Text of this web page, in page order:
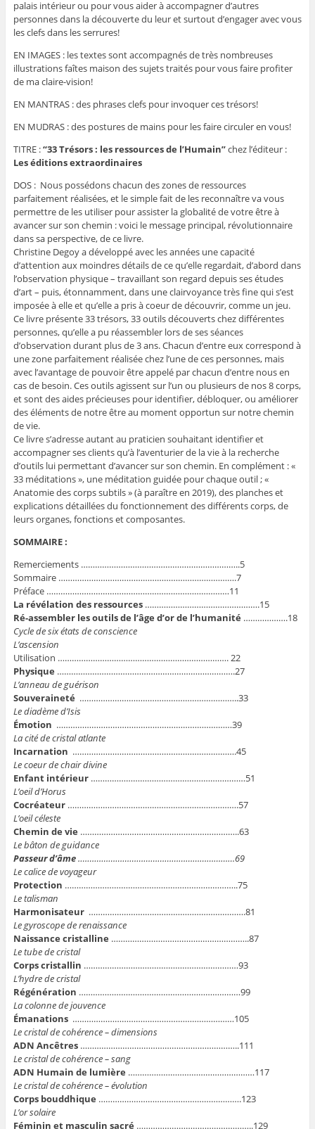
palais intérieur ou pour vous aider à accompagner d’autres
personnes dans la découverte du leur et surtout d’engager avec vous
les clefs dans les serrures!
EN IMAGES : les textes sont accompagnés de très nombreuses
illustrations faîtes maison des sujets traités pour vous faire profiter
de ma claire-vision!
EN MANTRAS : des phrases clefs pour invoquer ces trésors!
EN MUDRAS : des postures de mains pour les faire circuler en vous!
TITRE :“33 Trésors : les ressources de l’Humain”chez l’éditeur :
Les éditions extraordinaires
DOS : Nous possédons chacun des zones de ressources
parfaitement réalisées, et le simple fait de les reconnaître va vous
permettre de les utiliser pour assister la globalité de votre être à
avancer sur son chemin : voici le message principal, révolutionnaire
dans sa perspective, de ce livre.
Christine Degoy a développé avec les années une capacité
d’attention aux moindres détails de ce qu’elle regardait, d’abord dans
l’observation physique – travaillant son regard depuis ses études
d’art – puis, étonnamment, dans une clairvoyance très ﬁne qui s’est
imposée à elle et qu’elle a pris à coeur de découvrir, comme un jeu.
Ce livre présente 33 trésors, 33 outils découverts chez différentes
personnes, qu’elle a pu réassembler lors de ses séances
d’observation durant plus de 3 ans. Chacun d’entre eux correspond à
une zone parfaitement réalisée chez l’une de ces personnes, mais
avec l’avantage de pouvoir être appelé par chacun d’entre nous en
cas de besoin. Ces outils agissent sur l’un ou plusieurs de nos 8 corps,
et sont des aides précieuses pour identifier, débloquer, ou améliorer
des éléments de notre être au moment opportun sur notre chemin
de vie.
Ce livre s’adresse autant au praticien souhaitant identifier et
accompagner ses clients qu’à l’aventurier de la vie à la recherche
d’outils lui permettant d’avancer sur son chemin. En complément : «
33 méditations », une méditation guidée pour chaque outil ; «
Anatomie des corps subtils » (à paraître en 2019), des planches et
explications détaillées du fonctionnement des différents corps, de
leurs organes, fonctions et composantes.
SOMMAIRE :
Remerciements …………………………………………………………..5
Sommaire ………………………………………………………………….7
Préface ……………………………………………………………………11
La révélation des ressources………………………………………….15
Ré-assembler les outils de l’âge d’or de l’humanité ……………….18
Cycle de six états de conscience
L’ascension
Utilisation ………………………………………………………………. 22
Physique ………………………………………………………………….27
L’anneau de guérison
Souveraineté …………………………………………………………..33
Le diadème d’Isis
Émotion …………………………………………………………………39
La cité de cristal atlante
Incarnation …………………………………………………………….45
Le coeur de chair divine
Enfant intérieur…………………………………………………………51
L’oeil d’Horus
Cocréateur……………………………………………………………….57
L’oeil céleste
Chemin de vie …………………………………………………………..63
Le bâton de guidance
Passeur d’âme………………………………………………………….69
Le calice de voyageur
Protection ………………………………………………………………..75
Le talisman
Harmonisateur ………………………………………………………….81
Le gyroscope de renaissance
Naissance cristalline …………………………………………………..87
Le tube de cristal
Corps cristallin …………………………………………………………93
L’hydre de cristal
Régénération ……………………………………………………………99
La colonne de jouvence
Émanations ……………………………………………………………105
Le cristal de cohérence – dimensions
ADN Ancêtres…………………………………………………………..111
Le cristal de cohérence – sang
ADN Humain de lumière ………………………………………………117
Le cristal de cohérence – évolution
Corps bouddhique …………………………………………………….123
L’or solaire
Féminin et masculin sacré …………………………………………..129